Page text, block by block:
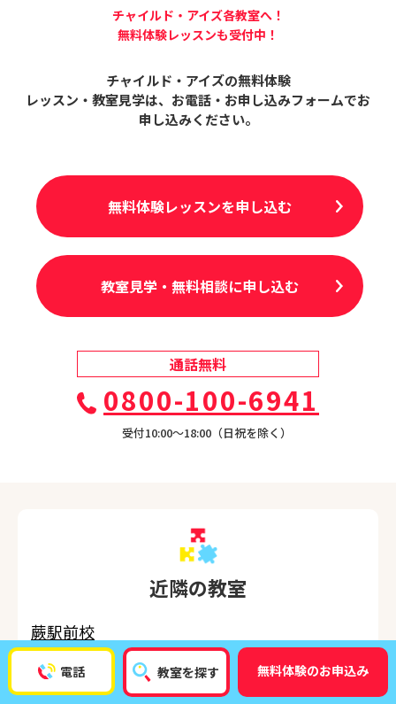
電話 教室を探す 無料体験のお申込み
チャイルド・アイズ各教室へ！
無料体験レッスンも受付中！
チャイルド・アイズの無料体験
レッスン・教室見学は、 お電話・お申し込みフォームでお
申し込みください。
無料体験レッスンを申し込む
教室見学・無料相談に申し込む
通話無料
0800-100-6941
受付10:00〜18:00（日祝を除く）
近隣の教室
蕨駅前校
北赤羽校